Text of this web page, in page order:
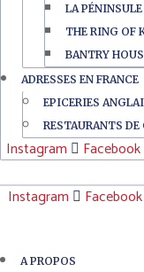
LA
THE RING OF
BANTRY
ADRESSES EN FRANCE
EPICERIES
RESTAURANTS
Instagram Facebook
Instagram
Facebook
A PROPOS